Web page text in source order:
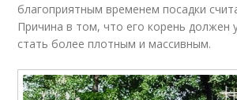
благоприятным временем посадки
Причина в том, что его корень должен
стать более плотным и массивным.